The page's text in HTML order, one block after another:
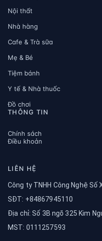
Nội thất
Nhà hàng
Cafe & Trà sữa
Mẹ & Bé
Tiệm bánh
Y tế & Nhà thuốc
Đồ chơi
THÔNG TIN
Chính sách
Điều khoản
LIÊN HỆ
Công ty TNHH Công Nghệ Số
SĐT: +84867945110
Địa chỉ: Số 3B ngõ 325 Kim
MST: 0111257593